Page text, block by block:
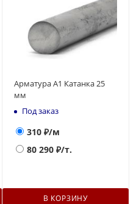
Арматура А1 Катанка 25
мм
Под заказ
310 ₽/м
80 290 ₽/т.
В КОРЗИНУ